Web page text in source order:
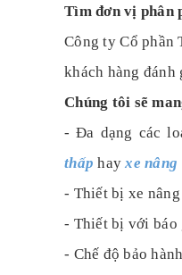
Tìm đơn vị phân
Công ty Cổ phần
khách hàng
Chúng tôi sẽ
- Đa dạng các
thấp hayxe nâng
- Thiết bị xe
- Thiết bị với báo
- Chế độ bảo